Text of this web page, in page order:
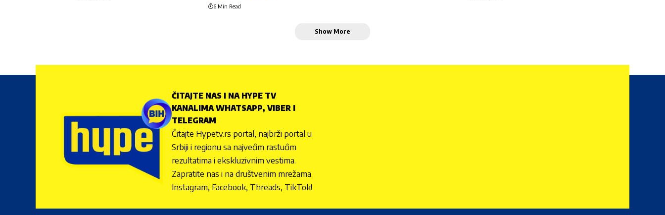
6 Min Read
Show More
ČITAJTE NAS I NA HYPE TV
KANALIMA WHATSAPP, VIBER I
TELEGRAM
Čitajte Hypetv.rs portal, najbrži portal u
Srbiji i regionu sa najvećim rastućim
rezultatima i ekskluzivnim vestima.
Zapratite nas i na društvenim mrežama
Instagram, Facebook, Threads, TikTok!